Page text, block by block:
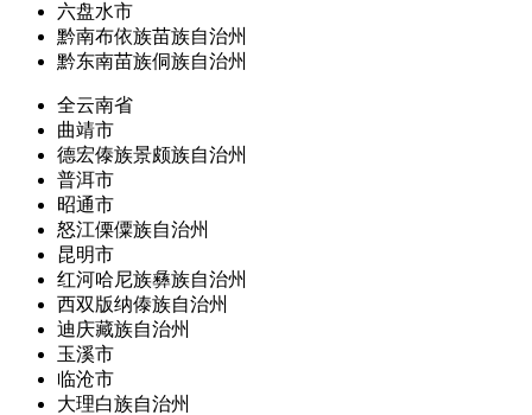
六盘水市
黔南布依族苗族自治州
黔东南苗族侗族自治州
全云南省
曲靖市
德宏傣族景颇族自治州
普洱市
昭通市
怒江傈僳族自治州
昆明市
红河哈尼族彝族自治州
西双版纳傣族自治州
迪庆藏族自治州
玉溪市
临沧市
大理白族自治州